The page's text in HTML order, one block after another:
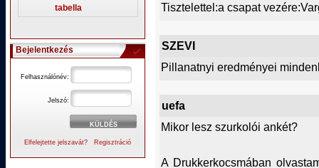
tabella
Bejelentkezés
Felhasználónév:
Jelszó:
Elfelejtette jelszavát? Regisztráció
Tisztelettel:a csapat
SZEVI
Pillanatnyi eredményei
uefa
Mikor lesz szurkolói ankét?
A Drukkerkocsmában